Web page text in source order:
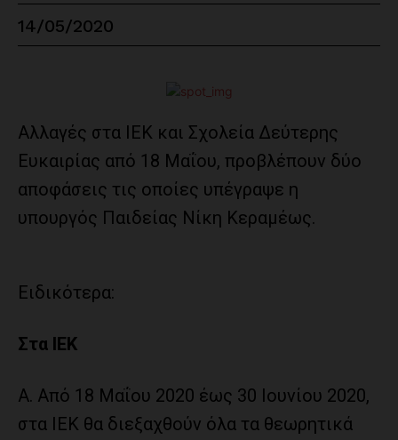
14/05/2020
Αλλαγές στα ΙΕΚ και Σχολεία Δεύτερης
Ευκαιρίας από 18 Μαΐου, προβλέπουν δύο
αποφάσεις τις οποίες υπέγραψε η
υπουργός Παιδείας Νίκη Κεραμέως.
Ειδικότερα:
Στα ΙΕΚ
Α. Από 18 Μαΐου 2020 έως 30 Ιουνίου 2020,
στα ΙΕΚ θα διεξαχθούν όλα τα θεωρητικά